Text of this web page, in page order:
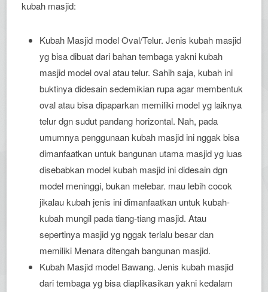
kubah masjid:
Kubah Masjid model Oval/Telur. Jenis kubah masjid
yg bisa dibuat dari bahan tembaga yakni kubah
masjid model oval atau telur. Sahih saja, kubah ini
buktinya didesain sedemikian rupa agar membentuk
oval atau bisa dipaparkan memiliki model yg laiknya
telur dgn sudut pandang horizontal. Nah, pada
umumnya penggunaan kubah masjid ini nggak bisa
dimanfaatkan untuk bangunan utama masjid yg luas
disebabkan model kubah masjid ini didesain dgn
model meninggi, bukan melebar. mau lebih cocok
jikalau kubah jenis ini dimanfaatkan untuk kubah-
kubah mungil pada tiang-tiang masjid. Atau
sepertinya masjid yg nggak terlalu besar dan
memiliki Menara ditengah bangunan masjid.
Kubah Masjid model Bawang. Jenis kubah masjid
dari tembaga yg bisa diaplikasikan yakni kedalam